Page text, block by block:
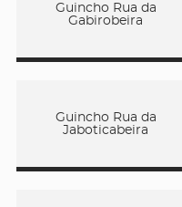
Guincho Rua da
Gabirobeira
Guincho Rua da
Jaboticabeira